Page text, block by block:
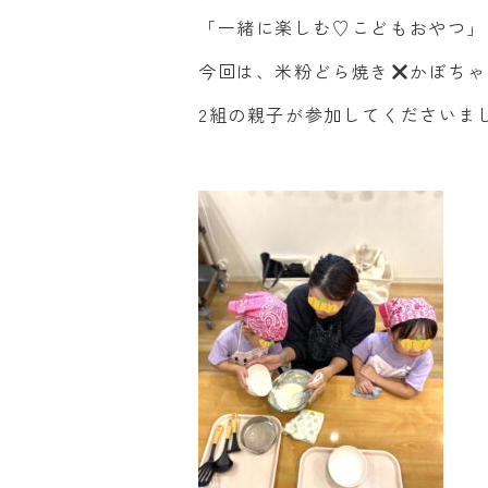
「一緒に楽しむ♡こどもおやつ」
今回は、米粉どら焼き
かぼち
2組の親子が参加してくださいま